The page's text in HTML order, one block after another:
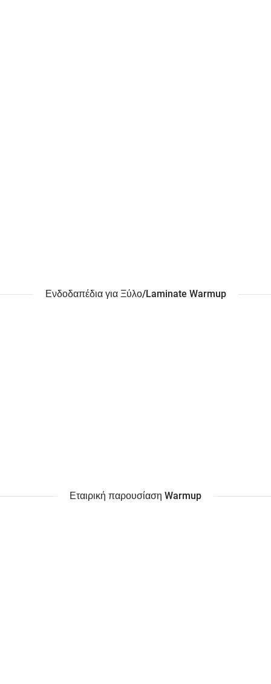
Ενδοδαπέδια για Ξύλο/Laminate Warmup
Εταιρική παρουσίαση Warmup